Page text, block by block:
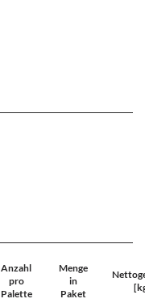
Anzahl
pro
Palette
Menge
in
Paket